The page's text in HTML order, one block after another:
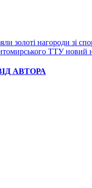
золоті нагороди зі
ТТУ новий
АВТОРА